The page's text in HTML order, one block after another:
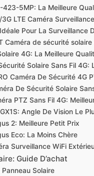
423-5MP: La Meilleure
LTE Caméra
Pour La Surveillance
Caméra de sécurité
4G: La Meilleure
Solaire Sans Fil 4G:
Caméra De Sécurité 4G
De Sécurité Solaire
PTZ Sans Fil 4G:
Angle De Vision Le
2: Meilleure Petit Prix
Eco: La Moins Chère
Surveillance WiFi
Guide D’achat
Solaire